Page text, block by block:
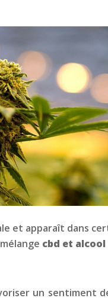
et apparaît dans
cbd et alcool
un sentiment